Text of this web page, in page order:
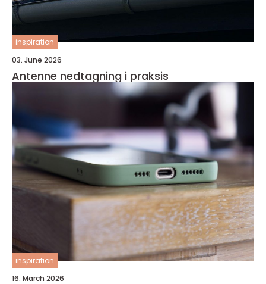
inspiration
03. June 2026
Antenne nedtagning i praksis
inspiration
16. March 2026